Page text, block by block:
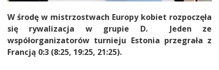
W środę w mistrzostwach Europy kobiet rozpoczęła
się rywalizacja w grupie D. Jeden ze
współorganizatorów turnieju Estonia przegrała z
Francją 0:3 (8:25, 19:25, 21:25).